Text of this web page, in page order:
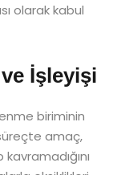
olarak kabul
İşleyişi
biriminin
amaç,